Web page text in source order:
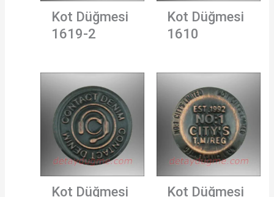
Kot Düğmesi
1619-2
Kot Düğmesi
1610
Kot Düğmesi Kot Düğmesi